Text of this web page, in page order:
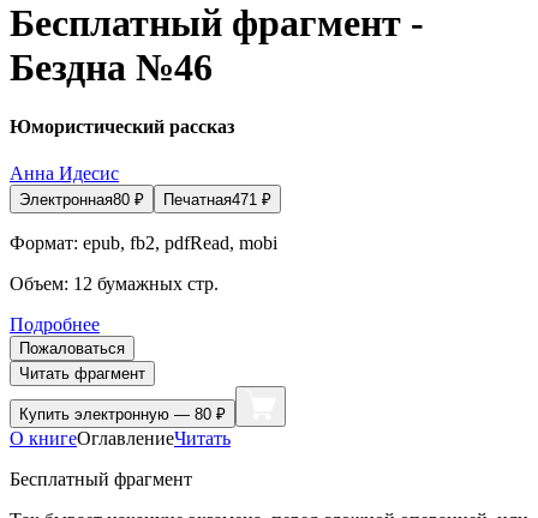
Бесплатный фрагмент -
Бездна №46
Юмористический рассказ
Анна Идесис
Электронная80 ₽ Печатная471 ₽
Формат: epub, fb2, pdfRead, mobi
Объем: 12 бумажных стр.
Подробнее
Пожаловаться
Читать фрагмент
Купить электронную — 80 ₽
О книгеОглавлениеЧитать
Бесплатный фрагмент